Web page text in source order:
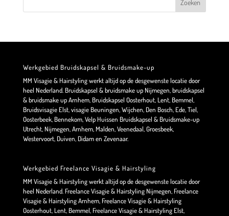
Werkgebied Bruidskapsel & Bruidsmake-up
MM Visagie & Hairstyling werkt altijd op de desgewenste locatie door
heel Nederland. Bruidskapsel & bruidsmake up Nijmegen, bruidskapsel
& bruidsmake up Arnhem, Bruidskapsel Oosterhout, Lent, Bemmel,
Bruidsvisagie Elst, visagie Beuningen, Wijchen, Den Bosch, Ede, Tiel,
Oosterbeek, Bennekom, Velp Huissen Bruidskapsel & Bruidsmake-up
Utrecht, Nijmegen, Arnhem, Malden, Veenedaal, Groesbeek,
Westervoort, Duiven, Didam en Zevenaar.
Werkgebied Freelance Visagie & Hairstyling
MM Visagie & Hairstyling werkt altijd op de desgewenste locatie door
heel Nederland. Freelance Visagie & Hairstyling Nijmegen, Freelance
Visagie & Hairstyling Arnhem, Freelance Visagie & Hairstyling
Oosterhout, Lent, Bemmel, Freelance Visagie & Hairstyling Elst,